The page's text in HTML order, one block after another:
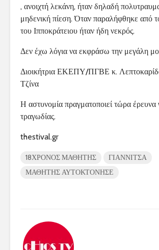
, ανοιχτή λεκάνη, ήταν δηλαδή
μηδενική πίεση. Όταν παραλήφθηκε από
του Ιπποκράτειου ήταν ήδη νεκρός.
Δεν έχω λόγια να εκφράσω την μεγάλη
Διοικήτρια ΕΚΕΠΥ/ΠΓΒΕ κ.
Τζίνα
Η αστυνομία πραγματοποιεί τώρα έρευνα
τραγωδίας.
thestival.gr
18ΧΡΟΝΟΣ ΜΑΘΗΤΗΣ
ΓΙΑΝΝΙΤΣΑ
ΜΑΘΗΤΗΣ ΑΥΤΟΚΤΟΝΗΣΕ